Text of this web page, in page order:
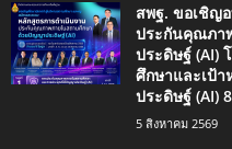
สพฐ. ขอเชิญ
ประกันคุณภา
ประดิษฐ์ (AI)
ศึกษาและเป้
ประดิษฐ์ (AI)
5 สิงหาคม 2569